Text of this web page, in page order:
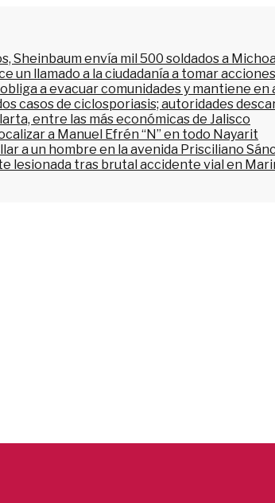
Sheinbaum envía mil 500 soldados a
un llamado a la ciudadanía a tomar
a evacuar comunidades y mantiene en
casos de ciclosporiasis; autoridades
entre las más económicas de Jalisco
a Manuel Efrén “N” en todo Nayarit
a un hombre en la avenida Prisciliano
lesionada tras brutal accidente vial en